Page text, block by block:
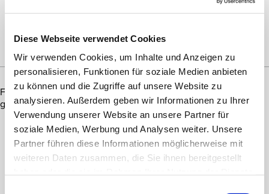
Diese Webseite verwendet Cookies
Wir verwenden Cookies, um Inhalte und Anzeigen zu
personalisieren, Funktionen für soziale Medien anbieten
zu können und die Zugriffe auf unsere Website zu
analysieren. Außerdem geben wir Informationen zu Ihrer
Verwendung unserer Website an unsere Partner für
soziale Medien, Werbung und Analysen weiter. Unsere
Partner führen diese Informationen möglicherweise mit
weiteren Daten zusammen, die Sie ihnen bereitgestellt
SORTIERT NACH:
Für Ihre Suchkriterien wurden keine passenden Angebote
gefunden. Bitte passen Sie die Filter an.